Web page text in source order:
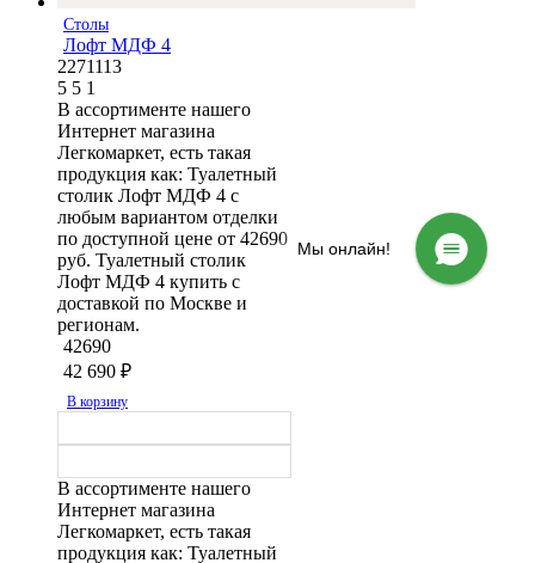
Столы
Лофт МДФ 4
2271113
5 5 1
В ассортименте нашего
Интернет магазина
Легкомаркет, есть такая
продукция как: Туалетный
столик Лофт МДФ 4 с
любым вариантом отделки
по доступной цене от 42690
руб. Туалетный столик
Лофт МДФ 4 купить с
доставкой по Москве и
регионам.
42690
42 690 ₽
В корзину
В ассортименте нашего
Интернет магазина
Легкомаркет, есть такая
продукция как: Туалетный
Мы онлайн!